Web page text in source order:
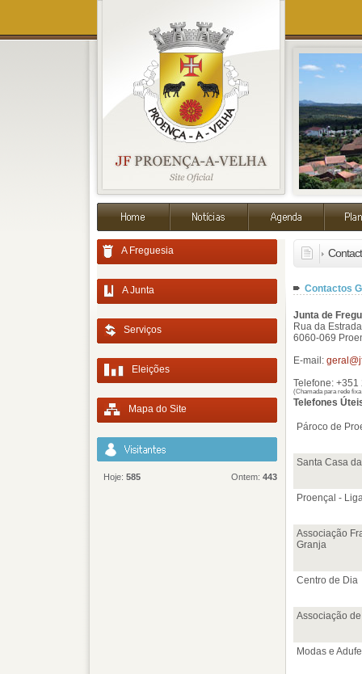
A Freguesia
A Junta
Serviços
Eleições
Mapa do Site
Hoje: 585 Ontem: 443
Contactos
Junta de
Rua da
6060-069
E-mail:
Telefone:
(Chamada para rede
Telefones
Pároco de
Santa Casa
Proençal -
Associação
Granja
Centro de Dia
Associação
Modas e